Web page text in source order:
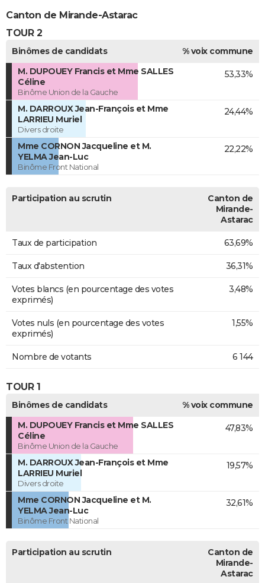
Canton de Mirande-Astarac
TOUR 2
Binômes de candidats
% voix commune
M. DUPOUEY Francis et Mme SALLES
Céline
Binôme Union de la Gauche
53,33%
M. DARROUX Jean-François et Mme
LARRIEU Muriel
Divers droite
24,44%
Mme CORNON Jacqueline et M.
YELMA Jean-Luc
Binôme Front National
22,22%
Participation au scrutin
Canton de
Mirande-
Astarac
Taux de participation 63,69%
Taux d'abstention 36,31%
Votes blancs (en pourcentage des votes
exprimés)
3,48%
Votes nuls (en pourcentage des votes
exprimés)
1,55%
Nombre de votants 6 144
TOUR 1
Binômes de candidats
% voix commune
M. DUPOUEY Francis et Mme SALLES
Céline
Binôme Union de la Gauche
47,83%
M. DARROUX Jean-François et Mme
LARRIEU Muriel
Divers droite
19,57%
Mme CORNON Jacqueline et M.
YELMA Jean-Luc
Binôme Front National
32,61%
Participation au scrutin
Canton de
Mirande-
Astarac